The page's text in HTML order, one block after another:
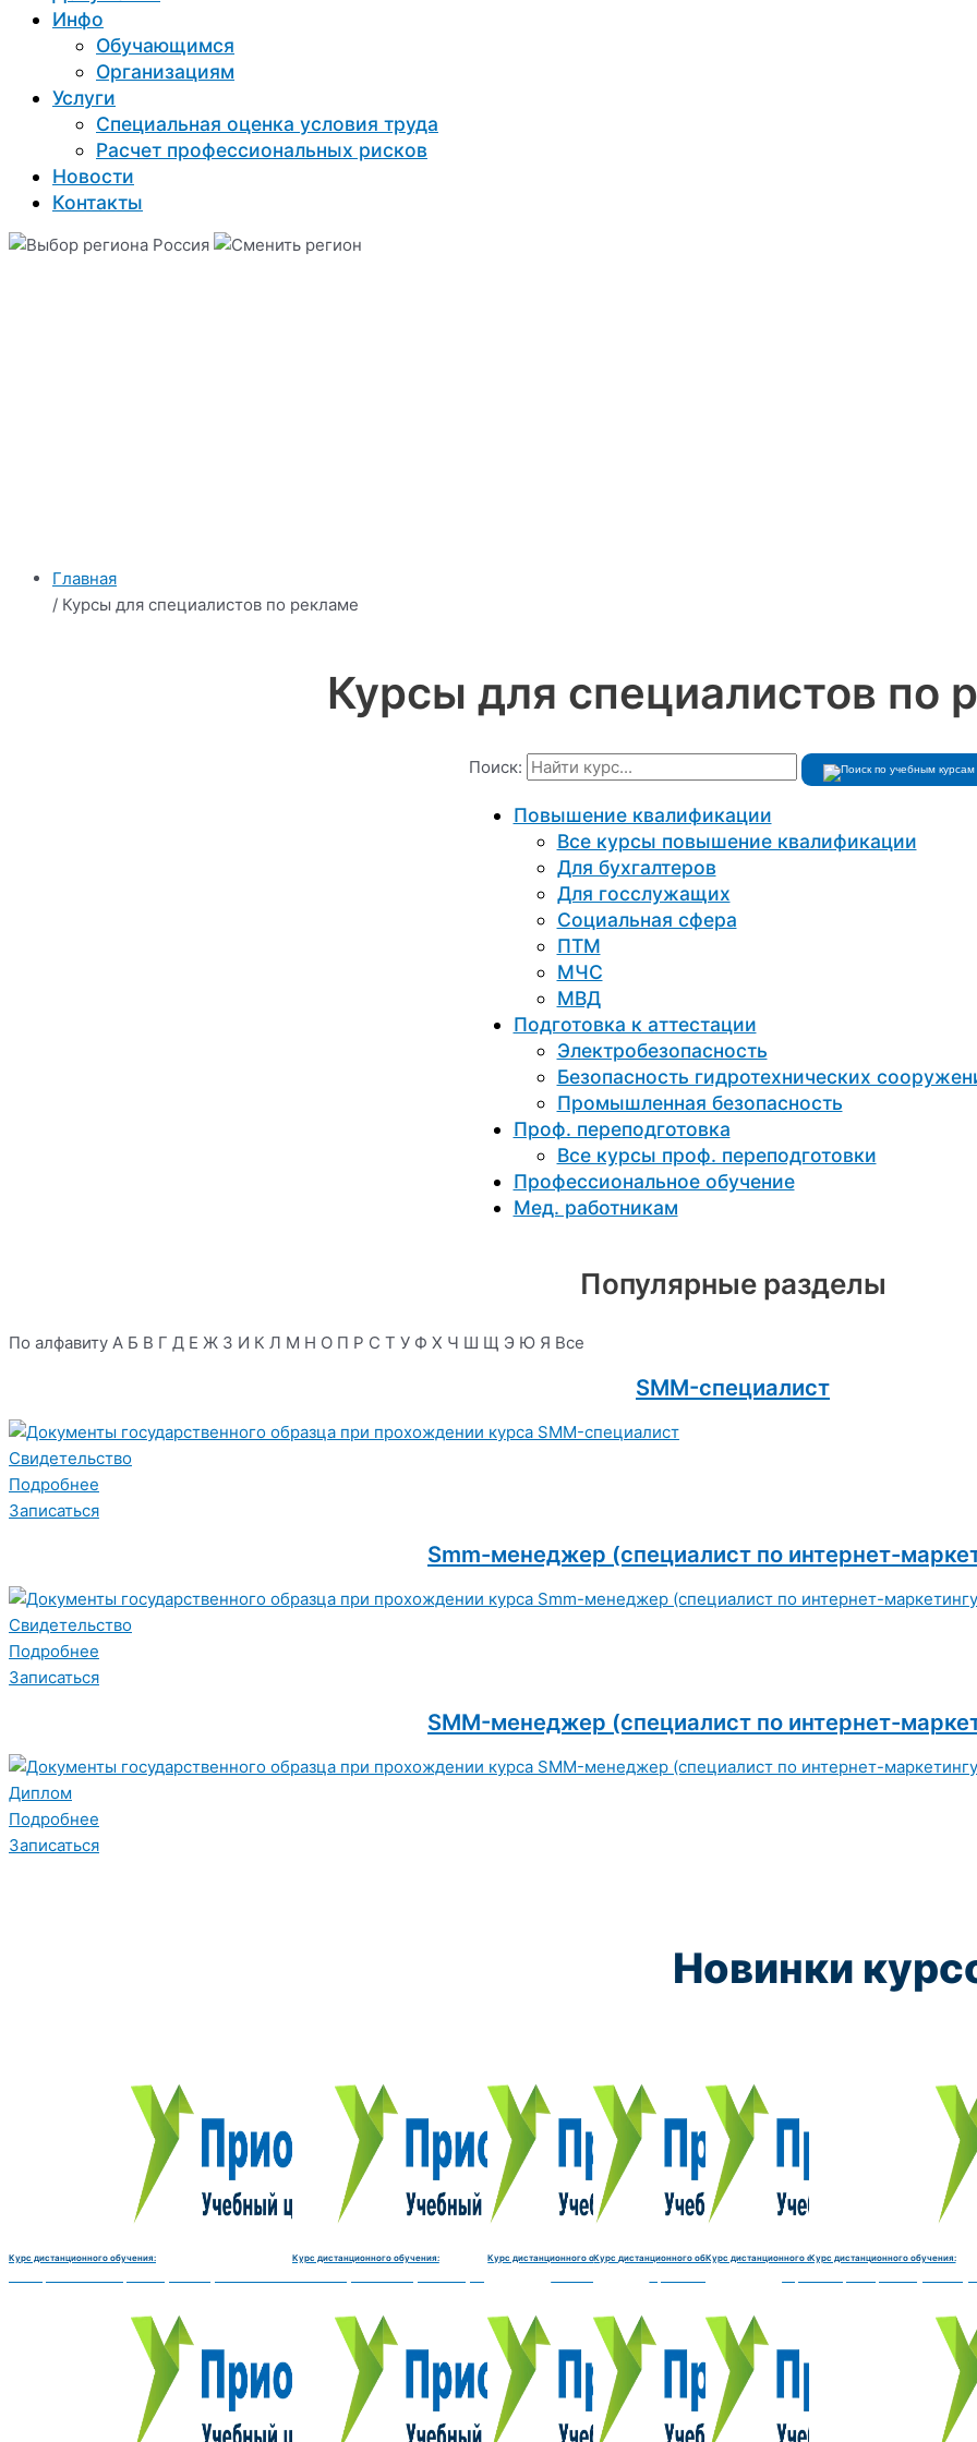
Инфо
Обучающимся
Организациям
Услуги
Специальная оценка условия труда
Расчет профессиональных рисков
Новости
Контакты
Россия
Главная
/ Курсы для специалистов по рекламе
Курсы для специалистов по
Поиск:
Повышение квалификации
Все курсы повышение квалификации
Для бухгалтеров
Для госслужащих
Социальная сфера
ПТМ
МЧС
МВД
Подготовка к aттестации
Электробезопасность
Безопасность гидротехнических
Промышленная безопасность
Проф. переподготовка
Все курсы проф. переподготовки
Профессиональное обучение
Мед. работникам
Популярные разделы
По алфавиту А Б В Г Д Е Ж З И К Л М Н О П Р С Т У Ф Х Ч Ш Щ Э Ю Я Все
SMM-специалист
Свидетельство
Подробнее
Записаться
Smm-менеджер (специалист по интернет-
Свидетельство
Подробнее
Записаться
SMM-менеджер (специалист по интернет-
Диплом
Подробнее
Записаться
Новинки
Курс дистанционного обучения:
Курс обучения:
Электромеханик по ремонту и обслуживанию
9800 руб.
Курс дистанционного обучения:
Курс обучения:
Чистильщик металла, отливок, изделий и
9800 руб.
Курс дистанционного обучения:
Штамповщик-180 часов
9800 руб.
Курс дистанционного обучения:
Курс
Курс дистанционного обучения:Курс дистанционного обучения: